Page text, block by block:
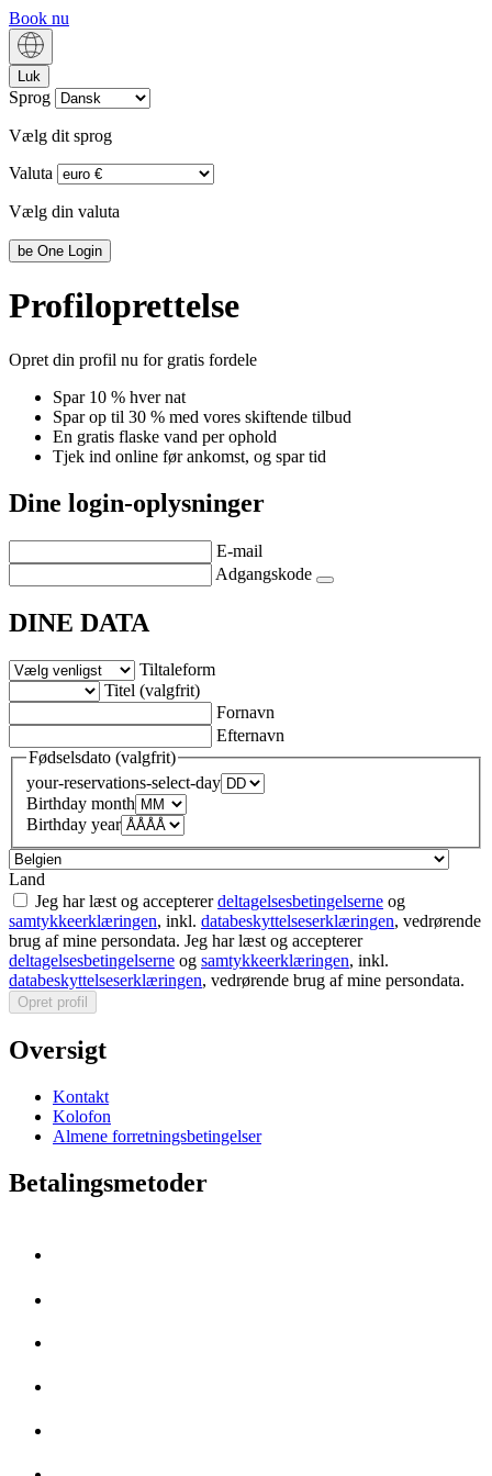
Book nu
Luk
Sprog
Vælg dit sprog
Valuta
Vælg din valuta
be One Login
Profiloprettelse
Opret din profil nu for gratis fordele
Spar 10 % hver nat
Spar op til 30 % med vores skiftende tilbud
En gratis flaske vand per ophold
Tjek ind online før ankomst, og spar tid
Dine login-oplysninger
E-mail
Adgangskode
DINE DATA
Tiltaleform
Titel (valgfrit)
Fornavn
Efternavn
Fødselsdato (valgfrit)
your-reservations-select-day
Birthday month
Birthday year
Land
Jeg har læst og acceptererdeltagelsesbetingelserne og
samtykkeerklæringen, inkl. databeskyttelseserklæringen, vedrørende
brug af mine persondata. Jeg har læst og accepterer
deltagelsesbetingelserne og samtykkeerklæringen, inkl.
databeskyttelseserklæringen, vedrørende brug af mine persondata.
Opret profil
Oversigt
Kontakt
Kolofon
Almene forretningsbetingelser
Betalingsmetoder